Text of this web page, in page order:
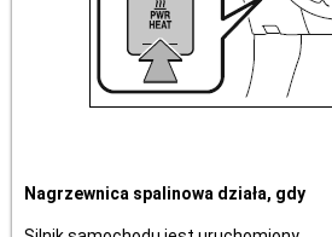
Nagrzewnica spalinowa działa, gdy